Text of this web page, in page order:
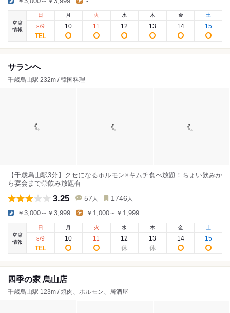
空席
情報
日
8/9
月
10
火
11
水
12
木
13
金
14
土
15
サランヘ
千歳烏山駅 232m / 韓国料理
【千歳烏山駅3分】クセになるホルモン×キムチ食べ放題！ちょい飲みか
ら宴会まで◎飲み放題有
3.25 57 人 1746 人
￥3,000～￥3,999 ￥1,000～￥1,999
空席
情報
日
8/9
月
10
火
11
水
12
木
13
金
14
土
15
四季の家 烏山店
千歳烏山駅 123m / 焼肉、ホルモン、居酒屋